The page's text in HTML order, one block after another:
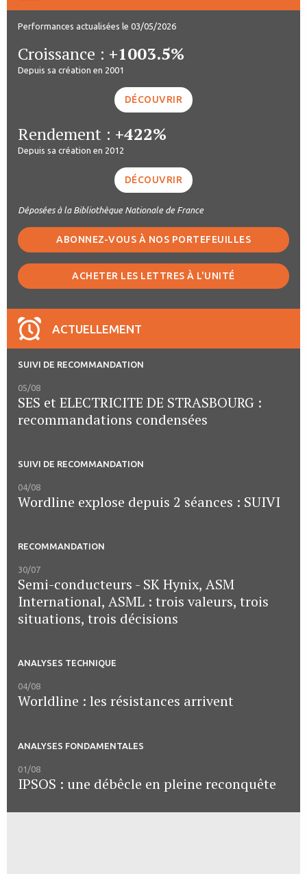
Performances actualisées le 03/05/2026
Croissance : +1003.5%
Depuis sa création en 2001
DÉCOUVRIR
Rendement : +422%
Depuis sa création en 2012
DÉCOUVRIR
Déposées à la Bibliothèque Nationale de France
ABONNEZ-VOUS À NOS PORTEFEUILLES
ACHETER LES LETTRES À L'UNITÉ
ACTUELLEMENT
SUIVI DE RECOMMANDATION
05/08
SES et ELECTRICITE DE STRASBOURG :
recommandations condensées
SUIVI DE RECOMMANDATION
04/08
Wordline explose depuis 2 séances : SUIVI
RECOMMANDATION
30/07
Semi-conducteurs - SK Hynix, ASM
International, ASML : trois valeurs, trois
situations, trois décisions
ANALYSES TECHNIQUE
04/08
Worldline : les résistances arrivent
ANALYSES FONDAMENTALES
01/08
IPSOS : une débêcle en pleine reconquête